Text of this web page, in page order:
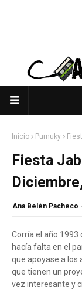
Inicio Pumuky
Fiesta
Ana Belén Pacheco
Corría el año 1993
hacía falta en el
que apoyase a los
que tienen un
vez interesante y